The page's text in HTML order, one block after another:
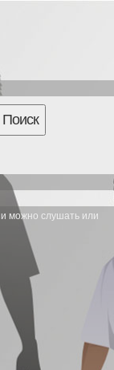
Поиск
можно слушать или